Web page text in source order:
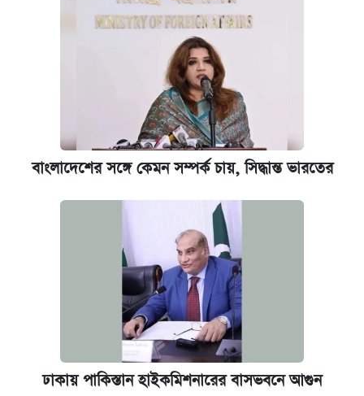
বাংলাদেশের সঙ্গে কেমন সম্পর্ক চায়, সিদ্ধান্ত ভারতের
ঢাকায় পাকিস্তান হাইকমিশনারের বাসভবনে আগুন